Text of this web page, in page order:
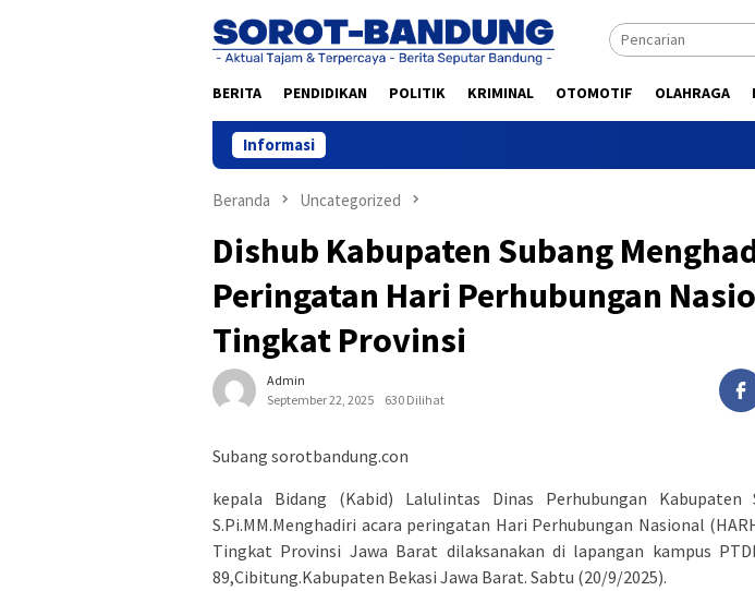
BERITA PENDIDIKAN POLITIK KRIMINAL OTOMOTIF OLAHRAGA
Informasi
Beranda Uncategorized
Dishub Kabupaten Subang
Peringatan Hari Perhubungan
Tingkat Provinsi
Admin
September 22, 2025
630 Dilihat
Subang sorotbandung.con
kepala Bidang (Kabid) Lalulintas Dinas Perhubungan Kabupaten
S.Pi.MM.Menghadiri acara peringatan Hari Perhubungan Nasional
Tingkat Provinsi Jawa Barat dilaksanakan di lapangan kampus
89,Cibitung.Kabupaten Bekasi Jawa Barat. Sabtu (20/9/2025).